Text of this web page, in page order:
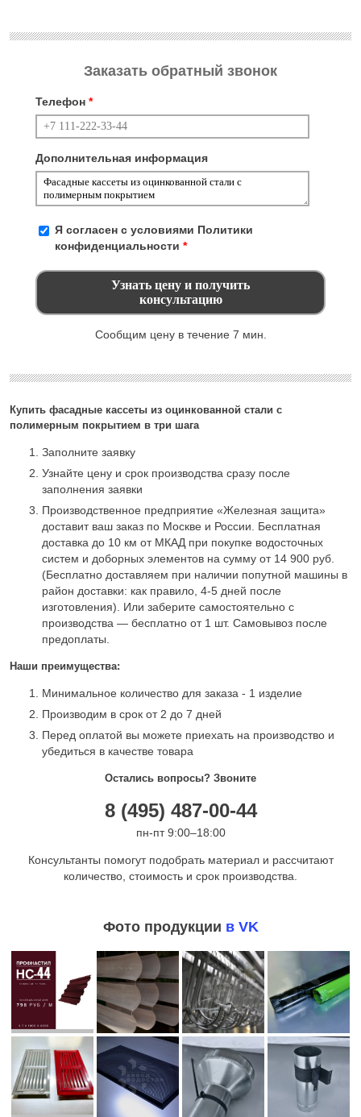
Купить фасадные кассеты из оцинкованной стали с
полимерным покрытием в три шага
Заполните заявку
Узнайте цену и срок производства сразу после
заполнения заявки
Производственное предприятие «Железная защита»
доставит ваш заказ по Москве и России. Бесплатная
доставка до 10 км от МКАД при покупке водосточных
систем и доборных элементов на сумму от 14 900 руб.
(Бесплатно доставляем при наличии попутной машины в
район доставки: как правило, 4-5 дней после
изготовления). Или заберите самостоятельно с
производства — бесплатно от 1 шт. Самовывоз после
предоплаты.
Наши преимущества:
Минимальное количество для заказа - 1 изделие
Производим в срок от 2 до 7 дней
Перед оплатой вы можете приехать на производство и
убедиться в качестве товара
Заказать обратный звонок
Телефон *
Дополнительная информация
Я согласен с условиями Политики
конфиденциальности *
Сообщим цену в течение 7 мин.
Остались вопросы? Звоните
8 (495) 487-00-44
пн-пт 9:00–18:00
Консультанты помогут подобрать материал и рассчитают
количество, стоимость и срок производства.
Фото продукции в VK